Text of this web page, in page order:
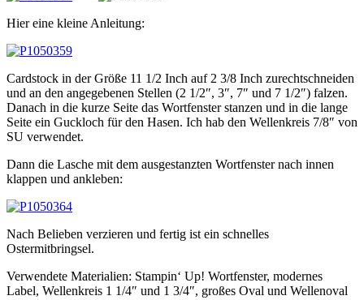
Hier eine kleine Anleitung:
Cardstock in der Größe 11 1/2 Inch auf 2 3/8 Inch zurechtschneiden
und an den angegebenen Stellen (2 1/2″, 3″, 7″ und 7 1/2″) falzen.
Danach in die kurze Seite das Wortfenster stanzen und in die lange
Seite ein Guckloch für den Hasen. Ich hab den Wellenkreis 7/8″ von
SU verwendet.
Dann die Lasche mit dem ausgestanzten Wortfenster nach innen
klappen und ankleben:
Nach Belieben verzieren und fertig ist ein schnelles
Ostermitbringsel.
Verwendete Materialien: Stampin‘ Up! Wortfenster, modernes
Label, Wellenkreis 1 1/4″ und 1 3/4″, großes Oval und Wellenoval